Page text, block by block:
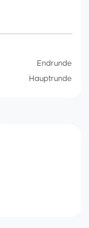
Endrunde
Hauptrunde